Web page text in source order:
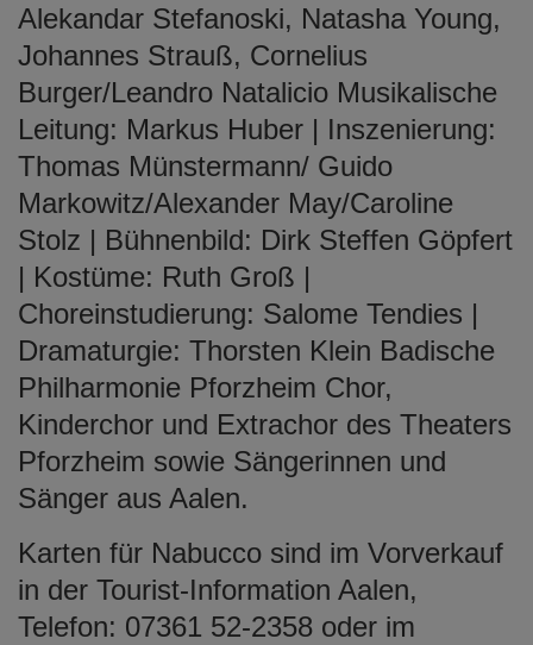
Alekandar Stefanoski, Natasha Young,
Johannes Strauß, Cornelius
Burger/Leandro Natalicio Musikalische
Leitung: Markus Huber | Inszenierung:
Thomas Münstermann/ Guido
Markowitz/Alexander May/Caroline
Stolz | Bühnenbild: Dirk Steffen Göpfert
| Kostüme: Ruth Groß |
Choreinstudierung: Salome Tendies |
Dramaturgie: Thorsten Klein Badische
Philharmonie Pforzheim Chor,
Kinderchor und Extrachor des Theaters
Pforzheim sowie Sängerinnen und
Sänger aus Aalen.
Karten für Nabucco sind im Vorverkauf
in der Tourist-Information Aalen,
Telefon: 07361 52-2358 oder im